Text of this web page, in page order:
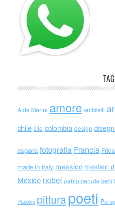
TAG
Alda Merini amore architetti
chile cile colombia design
espana fotografia Francia
made in italy messico mestieri
México nobel pablo neruda perù
Pasolini pitturapoeti